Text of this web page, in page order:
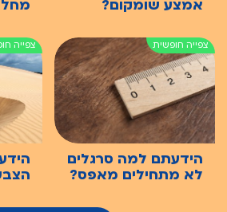
אמצע שומקום?
הידעתם למה סרגלים
לא מתחילים מאפס?